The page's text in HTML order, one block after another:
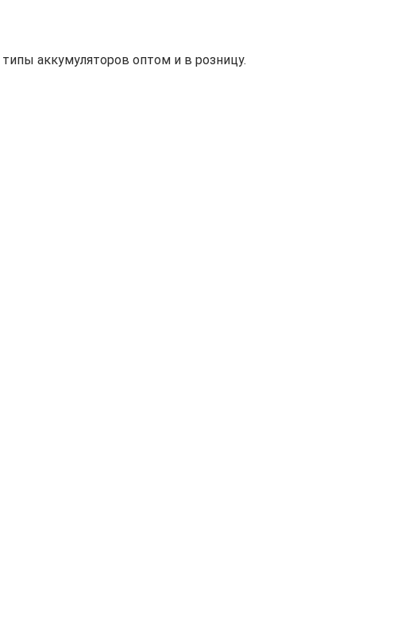
аккумуляторов оптом и в розницу.